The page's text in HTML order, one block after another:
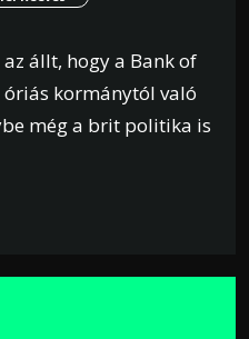
állt, hogy a Bank of
kormánytól való
még a brit politika is